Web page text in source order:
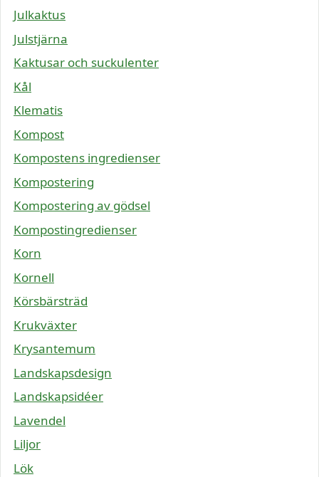
Julkaktus
Julstjärna
Kaktusar och suckulenter
Kål
Klematis
Kompost
Kompostens ingredienser
Kompostering
Kompostering av gödsel
Kompostingredienser
Korn
Kornell
Körsbärsträd
Krukväxter
Krysantemum
Landskapsdesign
Landskapsidéer
Lavendel
Liljor
Lök